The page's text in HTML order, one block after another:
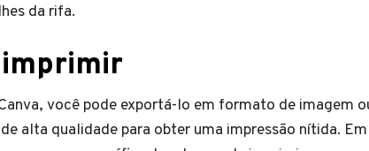
da rifa.
você pode exportá-lo em formato de imagem
alta qualidade para obter uma impressão nítida. Em